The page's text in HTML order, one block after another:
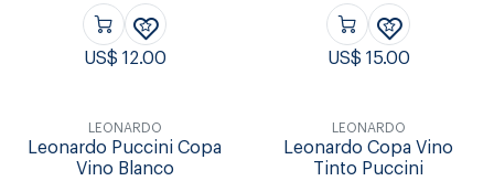
US$ 12.00 US$ 15.00
LEONARDO
Leonardo Puccini Copa
Vino Blanco
LEONARDO
Leonardo Copa Vino
Tinto Puccini